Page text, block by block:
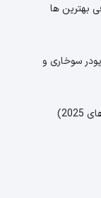
بهترین ها
سوخاری و